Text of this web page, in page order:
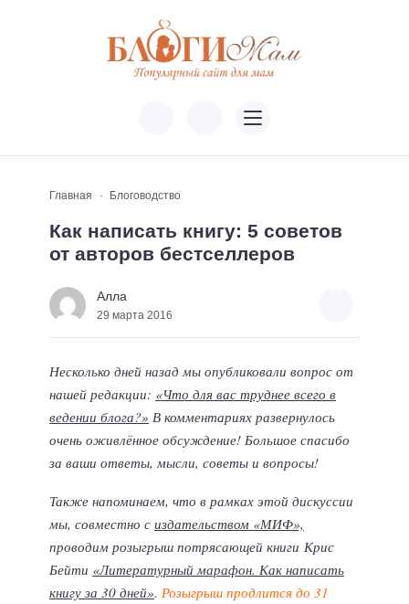
Главная Блоговодство
Как написать книгу: 5 советов
от авторов бестселлеров
Алла
29 марта 2016
Несколько дней назад мы опубликовали вопрос от
нашей редакции: «Что для вас труднее всего в
ведении блога?» В комментариях развернулось
очень оживлённое обсуждение! Большое спасибо
за ваши ответы, мысли, советы и вопросы!
Также напоминаем, что в рамках этой дискуссии
мы, совместно с издательством «МИФ»,
проводим розыгрыш потрясающей книги Крис
Бейти «Литературный марафон. Как написать
книгу за 30 дней». Розыгрыш продлится до 31